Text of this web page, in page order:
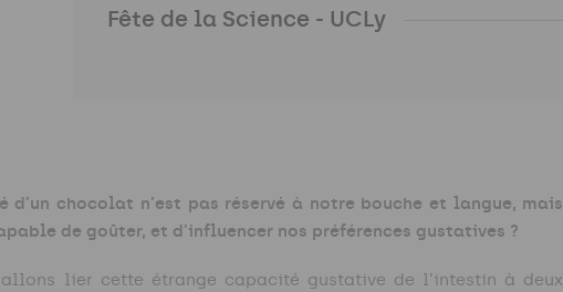
Fête de la Science - UCLy
d’un chocolat n’est pas réservé à notre bouche et langue, mais
de goûter, et d’influencer nos préférences gustatives ?
lier cette étrange capacité gustative de l’intestin à deux